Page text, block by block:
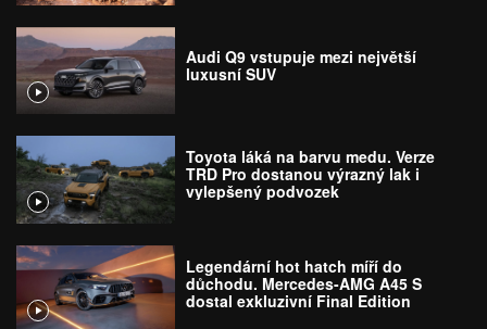
Audi Q9 vstupuje mezi největší
luxusní SUV
Toyota láká na barvu medu. Verze
TRD Pro dostanou výrazný lak i
vylepšený podvozek
Legendární hot hatch míří do
důchodu. Mercedes-AMG A45 S
dostal exkluzivní Final Edition